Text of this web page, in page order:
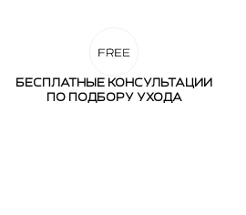
БЕСПЛАТНЫЕ КОНСУЛЬТАЦИИ
ПО ПОДБОРУ УХОДА